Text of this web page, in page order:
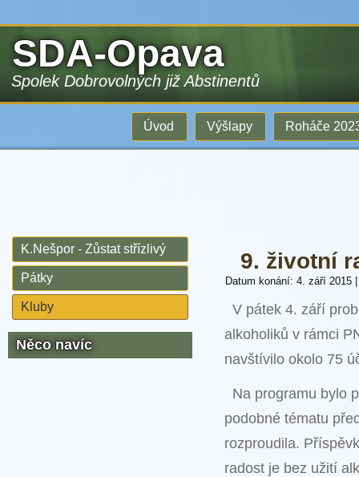
SDA-Opava
Spolek Dobrovolných již Abstinentů
Úvod Výšlapy Roháče
K.Nešpor - Zůstat střízlivý
Pátky
Kluby
Něco navíc
9. životní
Datum konání: 4. září 2015
V pátek 4. září
alkoholiků v rámci
navštívilo okolo 75
Na programu bylo
podobné tématu
rozproudila.
radost je bez užití